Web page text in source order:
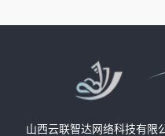
山西云联智达网络科技有限